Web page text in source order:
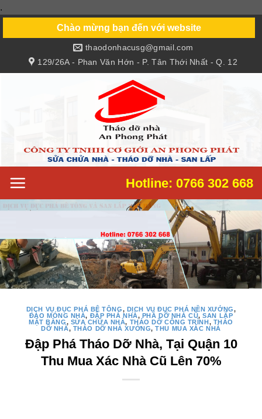
.
content
Chào mừng bạn đến với website
129/26A - Phan Văn Hớn - P. Tân Thới Nhất - Q. 12
thaodonhacusg@gmail.com
Hotline: 0766 302 668
DỊCH VỤ ĐỤC PHÁ BÊ TÔNG, DỊCH VỤ ĐỤC PHÁ NỀN XƯỞNG,
ĐÀO MÓNG NHÀ, ĐẬP PHÁ NHÀ, PHÁ DỠ NHÀ CŨ,SAN LẤP
MẶT BẰNG, SỬA CHỮA NHÀ, THÁO DỠ CÔNG TRÌNH, THÁO
DỠ NHÀ, THÁO DỠ NHÀ XƯỞNG,THU MUA XÁC NHÀ
Đập Phá Tháo Dỡ Nhà, Tại Quận 10
Thu Mua Xác Nhà Cũ Lên 70%